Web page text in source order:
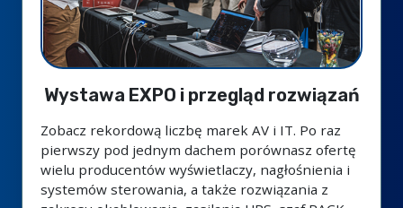
Wystawa EXPO i przegląd rozwiązań
Zobacz rekordową liczbę marek AV i IT. Po raz
pierwszy pod jednym dachem porównasz ofertę
wielu producentów wyświetlaczy, nagłośnienia i
systemów sterowania, a także rozwiązania z